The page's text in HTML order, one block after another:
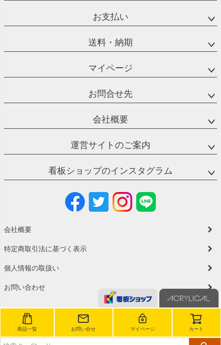
商品一覧 お問い合せ マイページ カート
お支払い
送料・納期
マイページ
お問合せ先
会社概要
運営サイトのご案内
看板ショップのインスタグラム
会社概要
特定商取引法に基づく表示
個人情報の取扱い
お問い合わせ